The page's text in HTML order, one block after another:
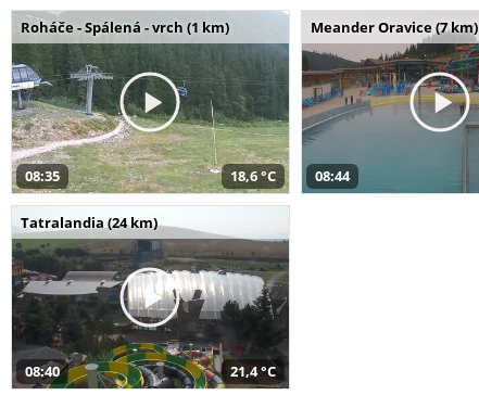
Roháče - Spálená - vrch (1 km)
08:35 18,6 °C
Meander Oravice (7 km)
08:44
Tatralandia (24 km)
08:40 21,4 °C